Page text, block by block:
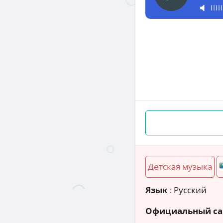
Детская музыка
Язык : Русский
Официальный